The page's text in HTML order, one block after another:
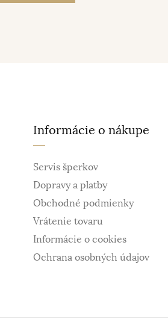
Informácie o nákupe
Servis šperkov
Dopravy a platby
Obchodné podmienky
Vrátenie tovaru
Informácie o cookies
Ochrana osobných údajov